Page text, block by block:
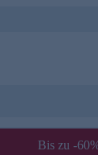
Bis zu -